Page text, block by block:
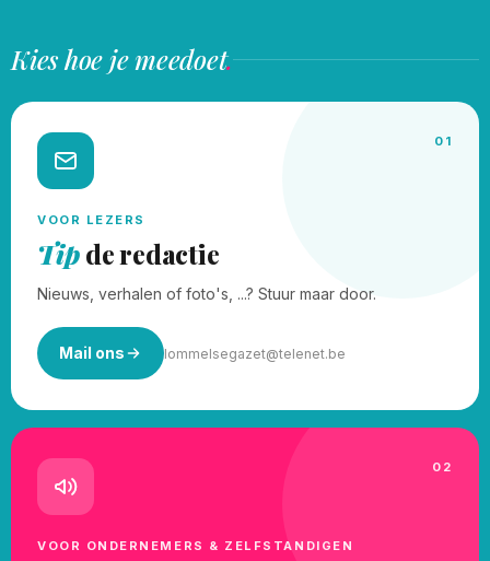
Kies hoe je meedoet.
01
VOOR LEZERS
Tipde redactie
Nieuws, verhalen of foto's, ...? Stuur maar door.
Mail ons lommelsegazet@telenet.be
02
VOOR ONDERNEMERS & ZELFSTANDIGEN